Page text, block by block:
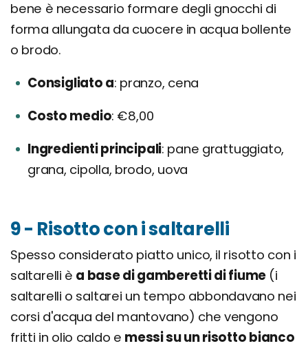
bene è necessario formare degli gnocchi di
forma allungata da cuocere in acqua bollente
o brodo.
Consigliato a pranzo, cena
Costo medio €8,00
Ingredienti principali pane grattuggiato,
grana, cipolla, brodo, uova
9 - Risotto con i saltarelli
Spesso considerato piatto unico, il risotto con i
saltarelli è a base di gamberetti di fiume (i
saltarelli o saltarei un tempo abbondavano nei
corsi d'acqua del mantovano) che vengono
fritti in olio caldo e messi su un risotto bianco